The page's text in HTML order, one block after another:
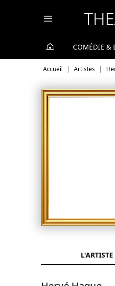
COMÉDIE &
Accueil Artistes
L'ARTISTE